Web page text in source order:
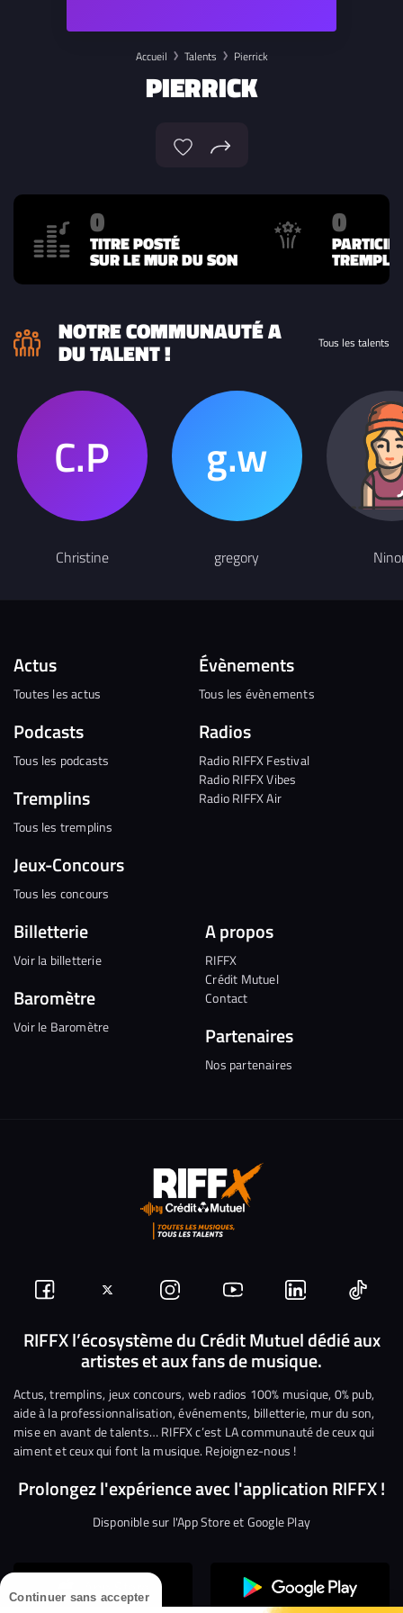
Continuer sans accepter
Accueil Talents Pierrick
PIERRICK
0
TITRE POSTÉ
SUR LE MUR DU SON
0
NOTRE COMMUNAUTÉ A
DU TALENT ! Tous les talents
Christine gregory
Actus
Toutes les actus
Podcasts
Tous les podcasts
Tremplins
Tous les tremplins
Jeux-Concours
Tous les concours
Évènements
Tous les évènements
Radios
Radio RIFFX Festival
Radio RIFFX Vibes
Radio RIFFX Air
Billetterie
Voir la billetterie
Baromètre
Voir le Baromètre
A propos
RIFFX
Crédit Mutuel
Contact
Partenaires
Nos partenaires
Suivez-
nous
Facebook
Suivez-
nous
sur
Twitter
Nous
rejoindre
sur
Instagram
Nous
rejoindre
sur
YouTube
Nous
rejoindre
sur
Linkedin
Nous
RIFFX l’écosystème du Crédit Mutuel dédié aux
artistes et aux fans de musique.
Actus, tremplins, jeux concours, web radios 100% musique, 0% pub,
aide à la professionnalisation, événements, billetterie, mur du son,
mise en avant de talents… RIFFX c’est LA communauté de ceux qui
aiment et ceux qui font la musique. Rejoignez-nous !
Prolongez l'expérience avec l'application RIFFX !
Disponible sur l'App Store et Google Play